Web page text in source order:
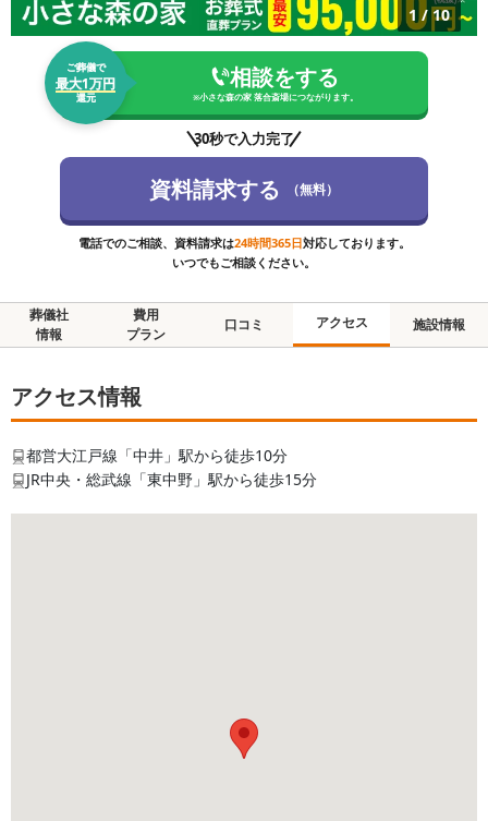
1 / 10
ご葬儀で
最大1万円
還元
相談をする
※小さな森の家 落合斎場につながります。
30秒で入力完了
資料請求する （無料）
電話でのご相談、資料請求は24時間365日対応しております。
いつでもご相談ください。
葬儀社
情報
費用
プラン
口コミ アクセス 施設情報
アクセス情報
都営大江戸線「中井」駅から徒歩10分
JR中央・総武線「東中野」駅から徒歩15分